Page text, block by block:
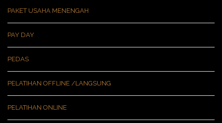
PAKET USAHA MENENGAH
PAY DAY
PEDAS
PELATIHAN OFFLINE /LANGSUNG
PELATIHAN ONLINE